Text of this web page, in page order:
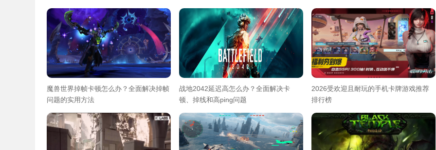
魔兽世界掉帧卡顿怎么办？全面解决掉帧
问题的实用方法
战地2042延迟高怎么办？全面解决卡
顿、掉线和高ping问题
2026受欢迎且耐玩的手机卡牌游戏推荐
排行榜